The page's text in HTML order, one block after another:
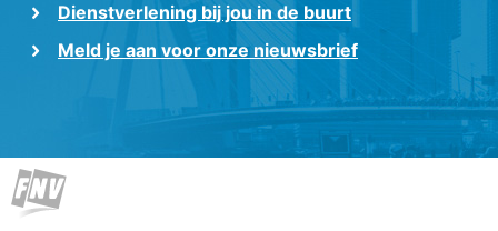
Dienstverlening bij jou in de buurt
Meld je aan voor onze nieuwsbrief